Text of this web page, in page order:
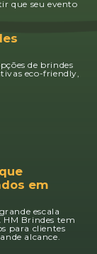
que seu evento
de brindes
eco-friendly,
em
escala
HM Brindes tem
para clientes
alcance.